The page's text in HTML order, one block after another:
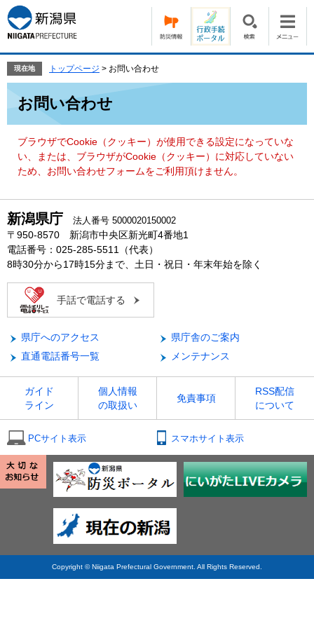
ー
ジ
の
頭
す。
ニ
ュ
ー
飛
て
現在地 トップページ > お問い合わせ
お問い合わせ
ブラウザでCookie（クッキー）が使用できる設定になっていな
い、または、ブラウザがCookie（クッキー）に対応していない
ため、お問い合わせフォームをご利用頂けません。
新潟県庁 法人番号 5000020150002
〒950-8570 新潟市中央区新光町4番地1
電話番号：025-285-5511（代表）
8時30分から17時15分まで、土日・祝日・年末年始を除く
手話で電話する
県庁へのアクセス
県庁舎のご案内
直通電話番号一覧
メンテナンス
ガイド
ライン
個人情報
の取扱い
免責事項
RSS配信
について
PCサイト表示 スマホサイト表示
Copyright © Niigata Prefectural Government. All Rights Reserved.